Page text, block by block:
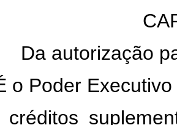
Da autorização
o Poder